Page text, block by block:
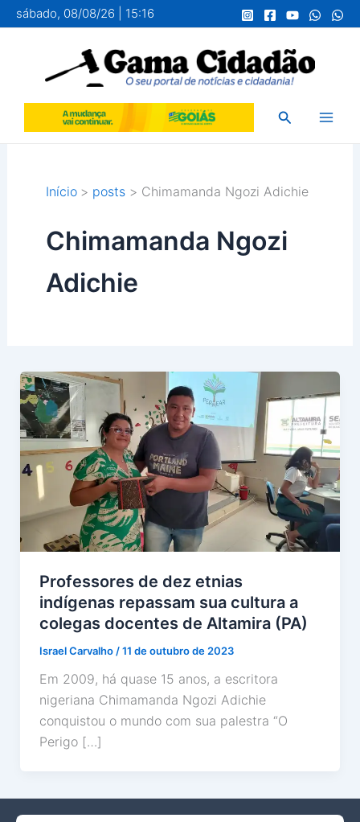
para
conteúdo
sábado, 08/08/26 | 15:16
Pesquisar
Início posts Chimamanda Ngozi Adichie
Chimamanda Ngozi
Adichie
Professores de dez etnias
indígenas repassam sua cultura a
colegas docentes de Altamira (PA)
Israel Carvalho/11 de outubro de 2023
Em 2009, há quase 15 anos, a escritora
nigeriana Chimamanda Ngozi Adichie
conquistou o mundo com sua palestra “O
Perigo […]